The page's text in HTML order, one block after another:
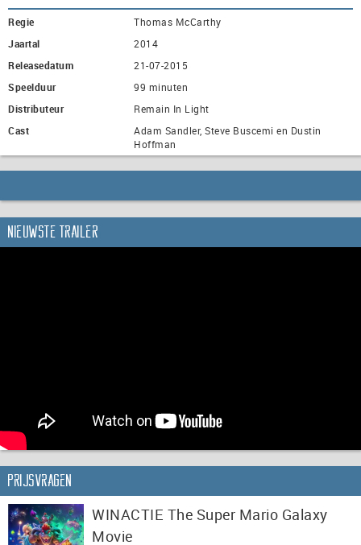
Regie
Thomas McCarthy
Jaartal
2014
Releasedatum
21-07-2015
Speelduur
99 minuten
Distributeur
Remain In Light
Cast
Adam Sandler, Steve Buscemi en Dustin
Hoffman
Nieuwste trailer
Prijsvragen
WINACTIE The Super Mario Galaxy
Movie